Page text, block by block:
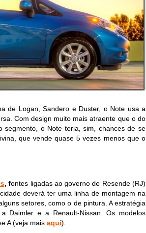
de Logan, Sandero e Duster, o Note usa a
Com design muito mais atraente que o do
o Note teria, sim, chances de se
que vende quase 5 vezes menos que o
, fontes ligadas ao governo de Resende (RJ)
deverá ter uma linha de montagem na
setores, como o de pintura. A estratégia
Daimler e a Renault-Nissan. Os modelos
A (veja mais aqui).